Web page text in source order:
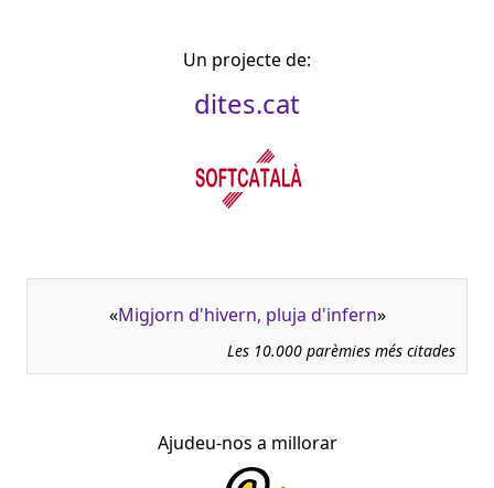
Un projecte de:
dites.cat
«Migjorn d'hivern, pluja d'infern»
Les 10.000 parèmies més citades
Ajudeu-nos a millorar